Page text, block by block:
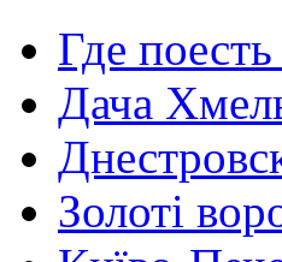
Где
Дача
Золоті